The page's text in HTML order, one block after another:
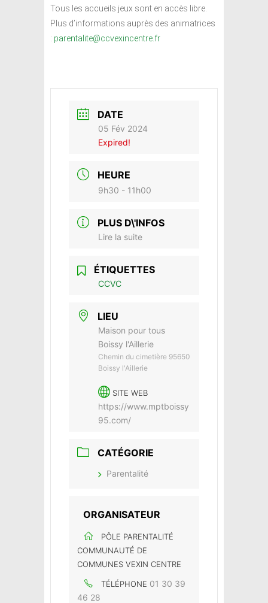
Tous les accueils jeux sont en accès libre.
Plus d’informations auprès des animatrices
: parentalite@ccvexincentre.fr
DATE
05 Fév 2024
Expired!
HEURE
9h30 - 11h00
PLUS D\'INFOS
Lire la suite
ÉTIQUETTES
CCVC
LIEU
Maison pour tous
Boissy l'Aillerie
Chemin du cimetière 95650
Boissy l'Aillerie
SITE WEB
https://www.mptboissy
95.com/
CATÉGORIE
Parentalité
ORGANISATEUR
PÔLE PARENTALITÉ
COMMUNAUTÉ DE
COMMUNES VEXIN CENTRE
TÉLÉPHONE 01 30 39
46 28